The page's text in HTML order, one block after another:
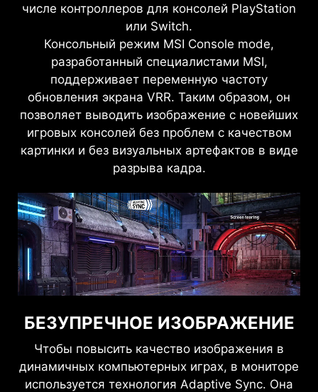
числе контроллеров для консолей PlayStation
или Switch.
Консольный режим MSI Console mode,
разработанный специалистами MSI,
поддерживает переменную частоту
обновления экрана VRR. Таким образом, он
позволяет выводить изображение с новейших
игровых консолей без проблем с качеством
картинки и без визуальных артефактов в виде
разрыва кадра.
БЕЗУПРЕЧНОЕ ИЗОБРАЖЕНИЕ
Чтобы повысить качество изображения в
динамичных компьютерных играх, в мониторе
используется технология Adaptive Sync. Она